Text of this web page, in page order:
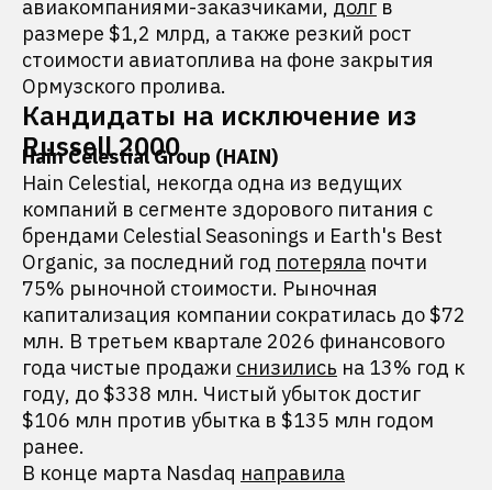
авиакомпаниями-заказчиками, долг в
размере $1,2 млрд, а также резкий рост
стоимости авиатоплива на фоне закрытия
Ормузского пролива.
Кандидаты на исключение из
Russell 2000
Hain Celestial Group (HAIN)
Hain Celestial, некогда одна из ведущих
компаний в сегменте здорового питания с
брендами Celestial Seasonings и Earth's Best
Organic, за последний год потеряла почти
75% рыночной стоимости. Рыночная
капитализация компании сократилась до $72
млн. В третьем квартале 2026 финансового
года чистые продажи снизились на 13% год к
году, до $338 млн. Чистый убыток достиг
$106 млн против убытка в $135 млн годом
ранее.
В конце марта Nasdaq направила